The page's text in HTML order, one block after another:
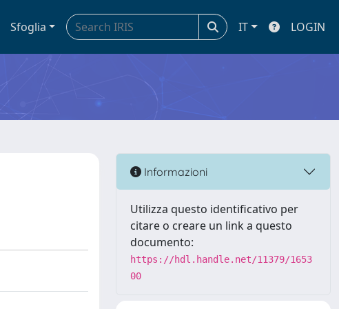
Sfoglia IT LOGIN
Informazioni
Utilizza questo identificativo per
citare o creare un link a questo
documento:
https://hdl.handle.net/11379/1653
00